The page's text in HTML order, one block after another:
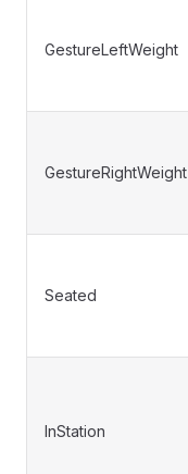
GestureLeftWeight
GestureRightWeight
Seated
InStation